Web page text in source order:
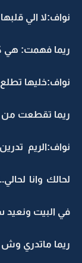
نواف:لا الي قلبها
ريما فهمت: هي
نواف:خليها
ريما تقطعت من
نواف:الريم
لحالك وانا
في البيت ونعيد
ريما ماتدري